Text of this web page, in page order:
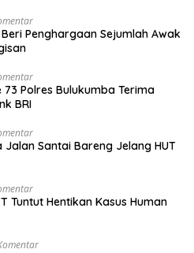
Beri Penghargaan Sejumlah Awak
Polres Bulukumba Terima
BRI
Santai Bareng Jelang HUT
Tuntut Hentikan Kasus Human